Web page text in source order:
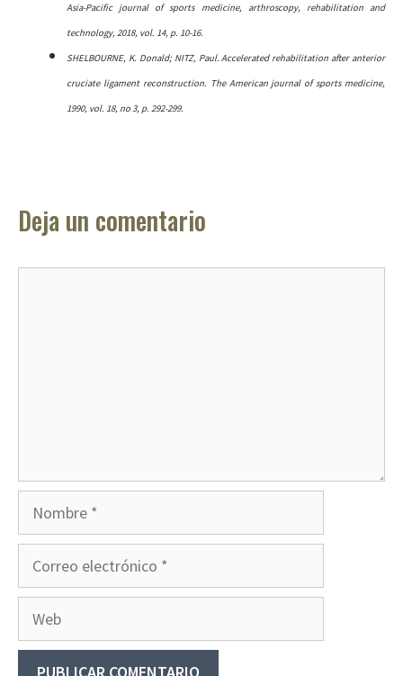
Asia-Pacific journal of sports medicine, arthroscopy, rehabilitation and
technology, 2018, vol. 14, p. 10-16.
SHELBOURNE, K. Donald; NITZ, Paul. Accelerated rehabilitation after anterior
cruciate ligament reconstruction. The American journal of sports medicine,
1990, vol. 18, no 3, p. 292-299.
Deja un comentario
Nombre